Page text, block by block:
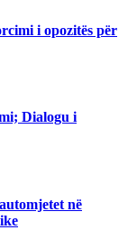
i opozitës për
Dialogu i
në